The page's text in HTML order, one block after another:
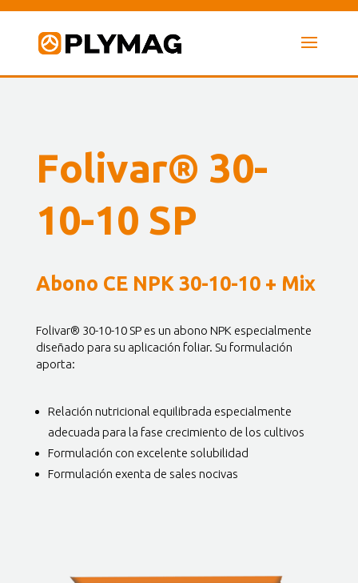
Folivar® 30-
10-10 SP
Abono CE NPK 30-10-10 + Mix
Folivar® 30-10-10 SP es un abono NPK especialmente
diseñado para su aplicación foliar. Su formulación
aporta:
Relación nutricional equilibrada especialmente
adecuada para la fase crecimiento de los cultivos
Formulación con excelente solubilidad
Formulación exenta de sales nocivas